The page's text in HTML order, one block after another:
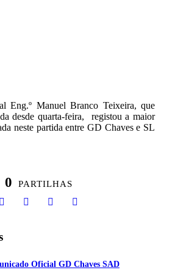
Eng.º Manuel Branco Teixeira, que
desde quarta-feira, registou a maior
neste partida entre GD Chaves e SL
0 PARTILHAS
Oficial GD Chaves SAD